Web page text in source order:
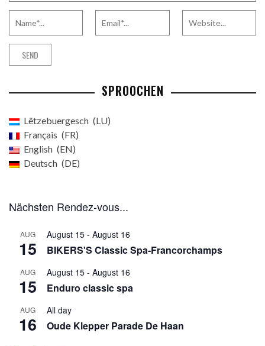
SPROOCHEN
Lëtzebuergesch
LU
Français
FR
English
EN
Deutsch
DE
Nächsten Rendez-vous...
AUG
15
August 15 - August 16
BIKERS'S Classic Spa-Francorchamps
AUG
15
August 15 - August 16
Enduro classic spa
AUG
16
All day
Oude Klepper Parade De Haan